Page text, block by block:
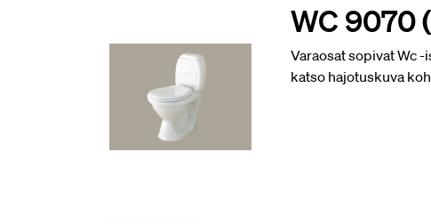
WC 9070
Varaosat sopivat Wc
katso hajotuskuva